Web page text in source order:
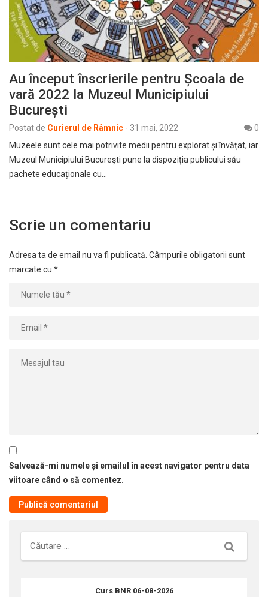
Au început înscrierile pentru Școala de
vară 2022 la Muzeul Municipiului
București
Postat de Curierul de Râmnic - 31 mai, 2022
0
Muzeele sunt cele mai potrivite medii pentru explorat și învățat, iar
Muzeul Municipiului București pune la dispoziția publicului său
pachete educaționale cu…
Scrie un comentariu
Adresa ta de email nu va fi publicată. Câmpurile obligatorii sunt
marcate cu *
Salvează-mi numele și emailul în acest navigator pentru data
viitoare când o să comentez.
Căutare
Curs BNR 06-08-2026